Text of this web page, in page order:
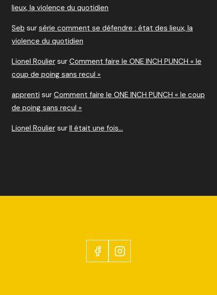
lieux, la violence du quotidien
Seb sur série comment se défendre : état des lieux, la
violence du quotidien
Lionel Roulier sur Comment faire le ONE INCH PUNCH « le
coup de poing sans recul »
apprenti sur Comment faire le ONE INCH PUNCH « le coup
de poing sans recul »
Lionel Roulier sur Il était une fois…